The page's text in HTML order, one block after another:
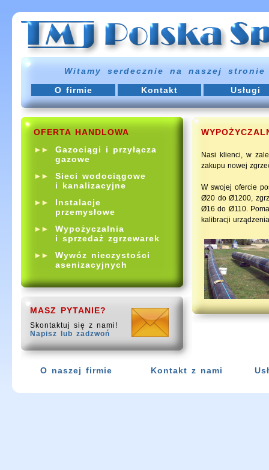
Witamy serdecznie na naszej
O firmie
Kontakt Usługi
Nasi klienci, w
zakupu nowej
W swojej ofercie
Ø20 do Ø1200,
Ø16 do Ø110.
kalibracji
OFERTA HANDLOWA
►►
Gazociągi i przyłącza
gazowe
►►
Sieci wodociągowe
i kanalizacyjne
►►
Instalacje
przemysłowe
►►
Wypożyczalnia
i sprzedaż zgrzewarek
►►
Wywóz nieczystości
asenizacyjnych
MASZ PYTANIE?
Skontaktuj się z nami!
Napisz lub zadzwoń
O naszej firmie Kontakt z nami